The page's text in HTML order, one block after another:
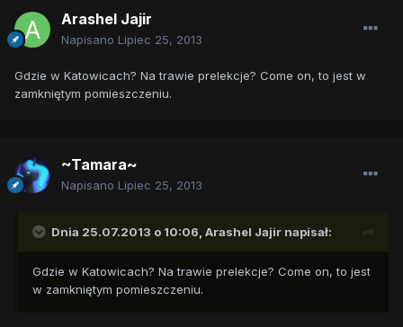
Arashel Jajir
Napisano Lipiec 25, 2013
Gdzie w Katowicach? Na trawie prelekcje? Come on, to jest w
zamkniętym pomieszczeniu.
~Tamara~
Napisano Lipiec 25, 2013
Dnia 25.07.2013 o 10:06, Arashel Jajir napisał:
Gdzie w Katowicach? Na trawie prelekcje? Come on, to jest
w zamkniętym pomieszczeniu.